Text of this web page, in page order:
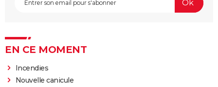
EN CE MOMENT
Incendies
Nouvelle canicule